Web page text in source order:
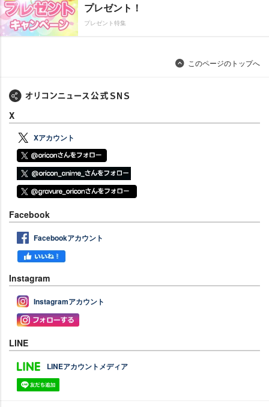
プレゼント！
プレゼント特集
このページのトップへ
X
Xアカウント
Facebook
Facebookアカウント
Instagram
Instagramアカウント
LINE
LINEアカウントメディア